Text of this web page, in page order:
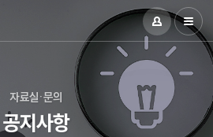
자료실·문의
공지사항